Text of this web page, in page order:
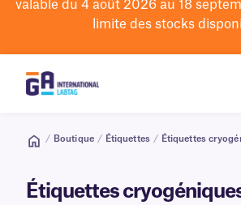
valable du 4 août 2026 au 18
limite des stocks
/ Boutique / Étiquettes / Étiquettes
Étiquettes